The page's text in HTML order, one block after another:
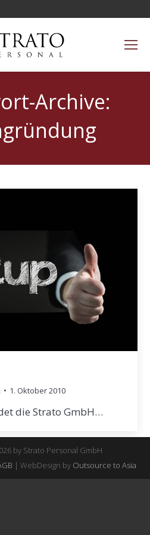
Archive:
1. Oktober 2010
die Strato GmbH…
by Strato Personal GmbH
| WebDesign by Outsource to Asia